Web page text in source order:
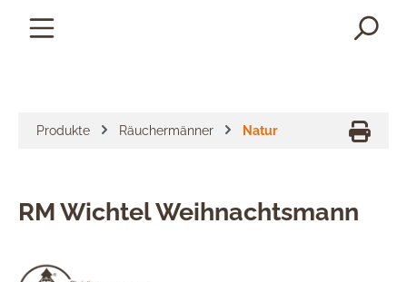
Produkte Räuchermänner Natur
RM Wichtel Weihnachtsmann